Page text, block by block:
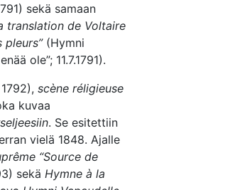
sekä samaan
translation de Voltaire
pleurs” (Hymni
ole”; 11.7.1791).
scène réligieuse
kuvaa
. Se esitettiin
vielä 1848. Ajalle
“Source de
sekä Hymne à la